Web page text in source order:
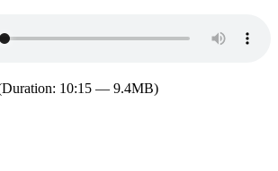
10:15 — 9.4MB)